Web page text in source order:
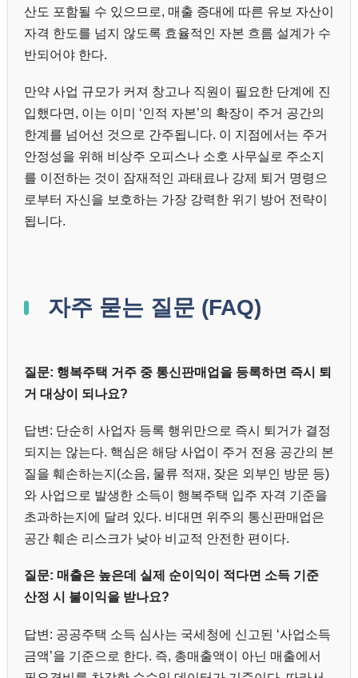
산도 포함될 수 있으므로, 매출 증대에 따른 유보 자산이
자격 한도를 넘지 않도록 효율적인 자본 흐름 설계가 수
반되어야 한다.
만약 사업 규모가 커져 창고나 직원이 필요한 단계에 진
입했다면, 이는 이미 ‘인적 자본’의 확장이 주거 공간의
한계를 넘어선 것으로 간주됩니다. 이 지점에서는 주거
안정성을 위해 비상주 오피스나 소호 사무실로 주소지
를 이전하는 것이 잠재적인 과태료나 강제 퇴거 명령으
로부터 자신을 보호하는 가장 강력한 위기 방어 전략이
됩니다.
자주 묻는 질문 (FAQ)
질문: 행복주택 거주 중 통신판매업을 등록하면 즉시 퇴
거 대상이 되나요?
답변: 단순히 사업자 등록 행위만으로 즉시 퇴거가 결정
되지는 않는다. 핵심은 해당 사업이 주거 전용 공간의 본
질을 훼손하는지(소음, 물류 적재, 잦은 외부인 방문 등)
와 사업으로 발생한 소득이 행복주택 입주 자격 기준을
초과하는지에 달려 있다. 비대면 위주의 통신판매업은
공간 훼손 리스크가 낮아 비교적 안전한 편이다.
질문: 매출은 높은데 실제 순이익이 적다면 소득 기준
산정 시 불이익을 받나요?
답변: 공공주택 소득 심사는 국세청에 신고된 ‘사업소득
금액’을 기준으로 한다. 즉, 총매출액이 아닌 매출에서